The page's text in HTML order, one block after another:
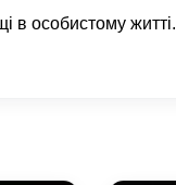
в особистому житті.